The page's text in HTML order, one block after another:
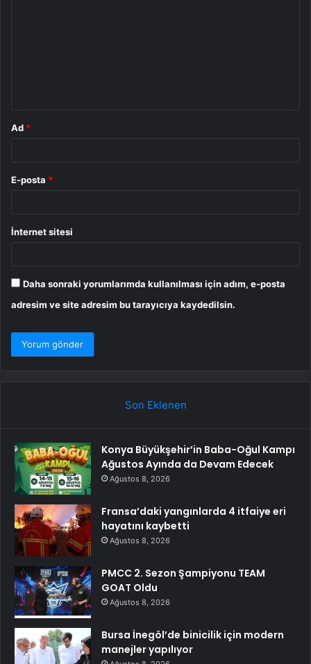
Ad *
E-posta *
İnternet sitesi
Daha sonraki yorumlarımda kullanılması için adım, e-posta
adresim ve site adresim bu tarayıcıya kaydedilsin.
Son Eklenen
Konya Büyükşehir’in Baba-Oğul Kampı
Ağustos Ayında da Devam Edecek
Ağustos 8, 2026
Fransa’daki yangınlarda 4 itfaiye eri
hayatını kaybetti
Ağustos 8, 2026
PMCC 2. Sezon Şampiyonu TEAM
GOAT Oldu
Ağustos 8, 2026
Bursa İnegöl’de binicilik için modern
manejler yapılıyor